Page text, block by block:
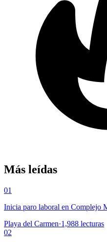
Más leídas
01
Inicia paro laboral en Complejo
Playa del Carmen·1,988 lecturas
02